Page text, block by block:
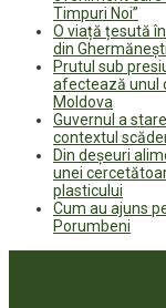
Timpuri Noi”
O viață țesută
din Ghermănești
Prutul sub
afectează unul
Moldova
Guvernul a
contextul
Din deșeuri
unei
plasticului
Cum au ajuns
Porumbeni